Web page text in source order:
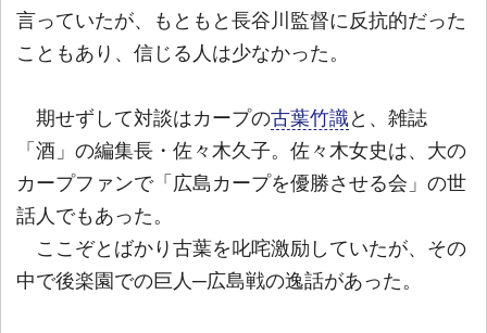
言っていたが、もともと長谷川監督に反抗的だった
こともあり、信じる人は少なかった。
期せずして対談はカープの古葉竹識と、雑誌
「酒」の編集長・佐々木久子。佐々木女史は、大の
カープファンで「広島カープを優勝させる会」の世
話人でもあった。
ここぞとばかり古葉を叱咤激励していたが、その
中で後楽園での巨人─広島戦の逸話があった。